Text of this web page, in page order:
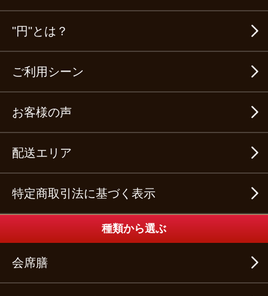
"円"とは？
ご利用シーン
お客様の声
配送エリア
特定商取引法に基づく表示
種類から選ぶ
会席膳